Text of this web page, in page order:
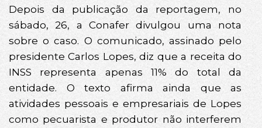
Depois da publicação da reportagem, no
sábado, 26, a Conafer divulgou uma nota
sobre o caso. O comunicado, assinado pelo
presidente Carlos Lopes, diz que a receita do
INSS representa apenas 11% do total da
entidade. O texto afirma ainda que as
atividades pessoais e empresariais de Lopes
como pecuarista e produtor não interferem